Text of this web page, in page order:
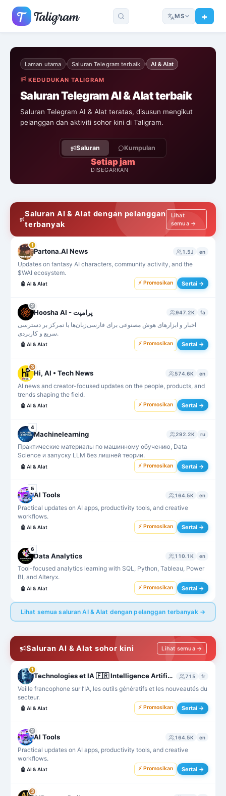
MS
Laman utama › Saluran Telegram terbaik › AI & Alat
KEDUDUKAN TALIGRAM
Saluran Telegram AI & Alat terbaik
Saluran Telegram AI & Alat teratas, disusun mengikut
pelanggan dan aktiviti sohor kini di Taligram.
Saluran Kumpulan
Setiap jam
DISEGARKAN
Saluran AI & Alat dengan pelanggan
terbanyak
Lihat
semua →
1
Partona.AI News 1.5J en
Updates on fantasy AI characters, community activity, and the
$WAI ecosystem.
🤖 AI & Alat ⚡ Promosikan Sertai →
2
Hoosha AI - پرامپت 947.2K fa
اخبار و ابزارهای هوش مصنوعی برای فارسی‌زبان‌ها با تمرکز بر دسترسی
سریع و کاربردی.
🤖 AI & Alat ⚡ Promosikan Sertai →
3
Hi, AI • Tech News 574.6K en
AI news and creator-focused updates on the people, products, and
trends shaping the field.
🤖 AI & Alat ⚡ Promosikan Sertai →
4
Machinelearning 292.2K ru
Практические материалы по машинному обучению, Data
Science и запуску LLM без лишней теории.
🤖 AI & Alat ⚡ Promosikan Sertai →
5
AI Tools 164.5K en
Practical updates on AI apps, productivity tools, and creative
workflows.
🤖 AI & Alat ⚡ Promosikan Sertai →
6
Data Analytics 110.1K en
Tool-focused analytics learning with SQL, Python, Tableau, Power
BI, and Alteryx.
🤖 AI & Alat ⚡ Promosikan Sertai →
Lihat semua saluran AI & Alat dengan pelanggan terbanyak →
Saluran AI & Alat sohor kini Lihat semua →
1
Technologies et IA 🇫🇷 Intelligence Artificielle France - ChatGPT - MidJourney - Bard 715 fr
Veille francophone sur l’IA, les outils génératifs et les nouveautés du
secteur.
🤖 AI & Alat ⚡ Promosikan Sertai →
2
AI Tools 164.5K en
Practical updates on AI apps, productivity tools, and creative
workflows.
🤖 AI & Alat ⚡ Promosikan Sertai →
3